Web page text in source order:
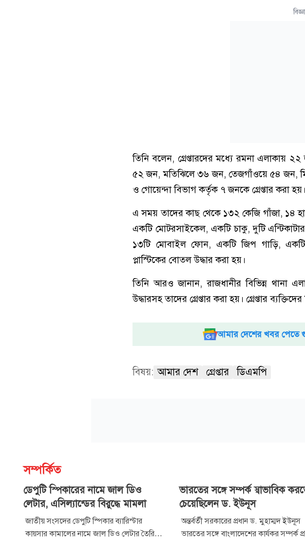
তিনি বলেন, গ্রেপ্তারদের মধ্যে রমনা এলাকায়
৫২ জন, মতিঝিলে ৩৬ জন, তেজগাঁওয়ে ৫৪ জন,
ও গোয়েন্দা বিভাগ কর্তৃক ৭ জনকে গ্রেপ্তার করা হয়।
এ সময় তাদের কাছ থেকে ১৩২ কেজি গাঁজা, ১৪
একটি মোটরসাইকেল, একটি চাকু, দুটি
১৩টি মোবাইল ফোন, একটি জিপ গাড়ি,
প্লাস্টিকের বোতল উদ্ধার করা হয়।
তিনি আরও জানান, রাজধানীর বিভিন্ন থানা
উদ্ধারসহ তাদের গ্রেপ্তার করা হয়। গ্রেপ্তার
আমার দেশের খবর পেতে
বিষয়: আমার দেশ গ্রেপ্তার ডিএমপি
সম্পর্কিত
ডেপুটি স্পিকারের নামে জাল ডিও
লেটার, এসিল্যান্ডের বিরুদ্ধে মামলা
জাতীয় সংসদের ডেপুটি স্পিকার ব্যারিস্টার
কায়সার কামালের নামে জাল ডিও লেটার তৈরি ও
ভারতের সঙ্গে সম্পর্ক স্বাভাবিক
চেয়েছিলেন ড. ইউনূস
অন্তর্বর্তী সরকারের প্রধান ড. মুহাম্মদ ইউনূস
ভারতের সঙ্গে বাংলাদেশের কার্যকর সম্পর্ক